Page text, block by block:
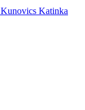
Kunovics Katinka